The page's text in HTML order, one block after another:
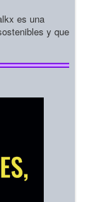
es una
y que